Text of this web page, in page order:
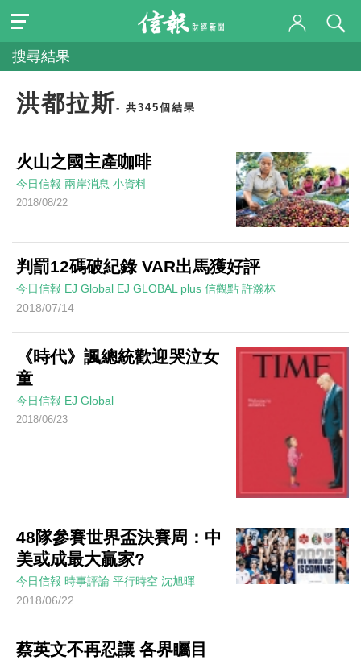
搜尋結果
洪都拉斯- 共345個結果
火山之國主產咖啡
今日信報 兩岸消息 小資料
2018/08/22
判罰12碼破紀錄 VAR出馬獲好評
今日信報 EJ Global EJ GLOBAL plus 信觀點 許瀚林
2018/07/14
《時代》諷總統歡迎哭泣女
童
今日信報 EJ Global
2018/06/23
48隊參賽世界盃決賽周：中
美或成最大贏家?
今日信報 時事評論 平行時空 沈旭暉
2018/06/22
蔡英文不再忍讓 各界矚目